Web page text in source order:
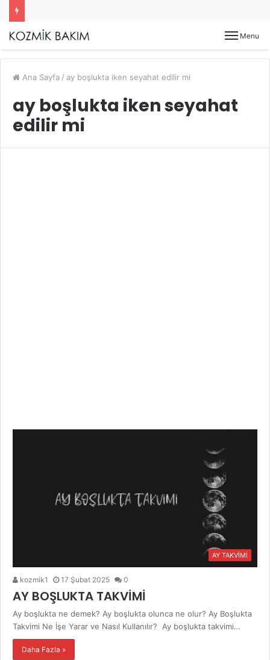
Menu
Ana Sayfa / ay boşlukta iken seyahat edilir mi
ay boşlukta iken seyahat
edilir mi
AY TAKVİMİ
kozmik1 17 Şubat 2025 0
AY BOŞLUKTA TAKVİMİ
Ay boşlukta ne demek? Ay boşlukta olunca ne olur? Ay Boşlukta
Takvimi Ne İşe Yarar ve Nasıl Kullanılır? Ay boşlukta takvimi…
Daha Fazla »